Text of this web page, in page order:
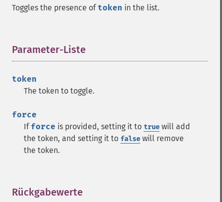
Toggles the presence of token in the list.
Parameter-Liste
token
The token to toggle.
force
If force is provided, setting it to true will add
the token, and setting it to false will remove
the token.
Rückgabewerte